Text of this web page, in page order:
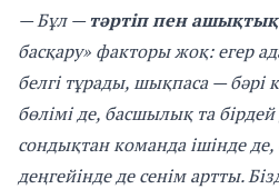
— Бұл —тәртіп пен ашықтық
басқару» факторы жоқ: егер
белгі тұрады, шықпаса — бәрі
бөлімі де, басшылық та бірдей
сондықтан команда ішінде
деңгейінде де сенім артты.